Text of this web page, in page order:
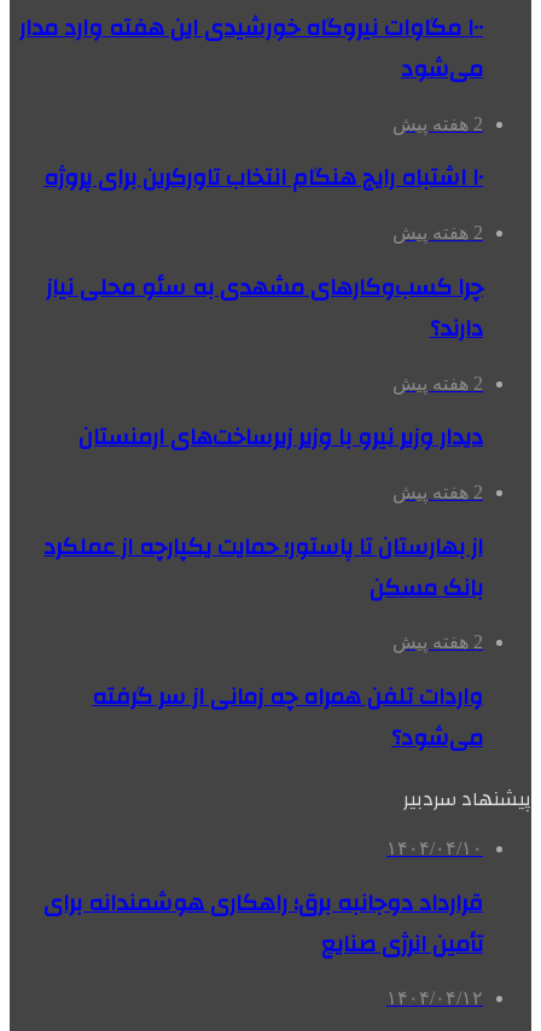
۱۰۰ مگاوات نیروگاه‌ خورشیدی این هفته وارد مدار
می‌شود
2 هفته پیش
۱۰ اشتباه رایج هنگام انتخاب تاورکرین برای پروژه
2 هفته پیش
چرا کسب‌وکارهای مشهدی به سئو محلی نیاز
دارند؟
2 هفته پیش
دیدار وزیر نیرو با وزیر زیرساخت‌های ارمنستان
2 هفته پیش
از بهارستان تا پاستور؛ حمایت یکپارچه از عملکرد
بانک مسکن
2 هفته پیش
واردات تلفن همراه چه زمانی از سر گرفته
می‌شود؟
پیشنهاد سردبیر
۱۴۰۴/۰۴/۱۰
قرارداد دوجانبه برق؛ راهکاری هوشمندانه برای
تأمین انرژی صنایع
۱۴۰۴/۰۴/۱۲